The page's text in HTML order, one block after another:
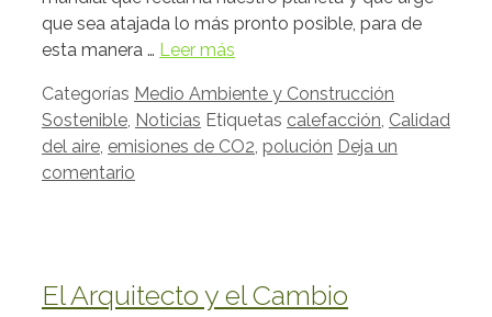
que sea atajada lo más pronto posible, para de
esta manera … Leer más
Categorías Medio Ambiente y Construcción
Sostenible, Noticias Etiquetas calefacción, Calidad
del aire, emisiones de CO2, polución Deja un
comentario
El Arquitecto y el Cambio